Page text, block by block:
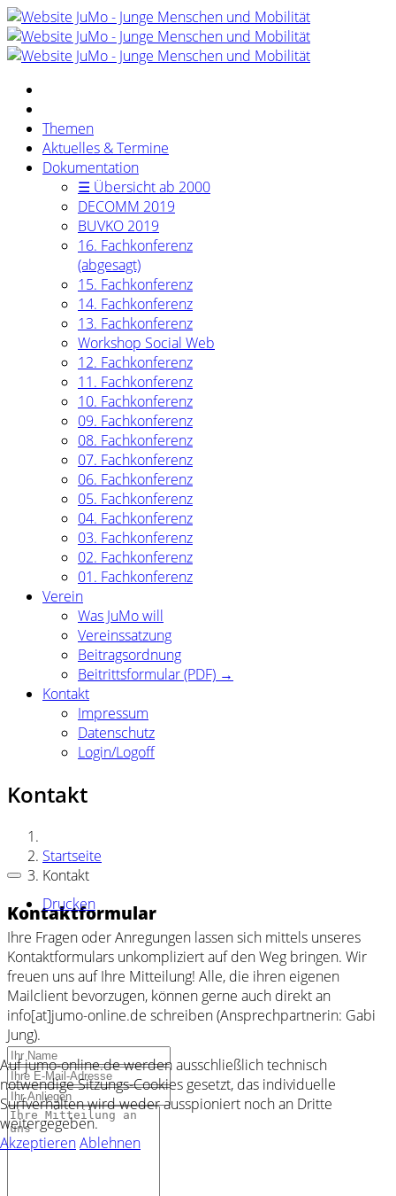
Themen
Aktuelles & Termine
Dokumentation
☰ Übersicht ab 2000
DECOMM 2019
BUVKO 2019
16. Fachkonferenz
(abgesagt)
15. Fachkonferenz
14. Fachkonferenz
13. Fachkonferenz
Workshop Social Web
12. Fachkonferenz
11. Fachkonferenz
10. Fachkonferenz
09. Fachkonferenz
08. Fachkonferenz
07. Fachkonferenz
06. Fachkonferenz
05. Fachkonferenz
04. Fachkonferenz
03. Fachkonferenz
02. Fachkonferenz
01. Fachkonferenz
Verein
Was JuMo will
Vereinssatzung
Beitragsordnung
Beitrittsformular (PDF) →
Kontakt
Impressum
Datenschutz
Login/Logoff
Kontakt
Startseite
Kontakt
Kontaktformular
Drucken
Ihre Fragen oder Anregungen lassen sich mittels unseres
Kontaktformulars unkompliziert auf den Weg bringen. Wir
freuen uns auf Ihre Mitteilung! Alle, die ihren eigenen
Mailclient bevorzugen, können gerne auch direkt an
info[at]jumo-online.de schreiben (Ansprechpartnerin: Gabi
Jung).
Auf jumo-online.de werden ausschließlich technisch
notwendige Sitzungs-Cookies gesetzt, das individuelle
Surfverhalten wird weder ausspioniert noch an Dritte
weitergegeben.
AkzeptierenAblehnen